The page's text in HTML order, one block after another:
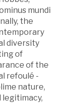
mundi
the
diversity
of
of the
refoulé -
nature,